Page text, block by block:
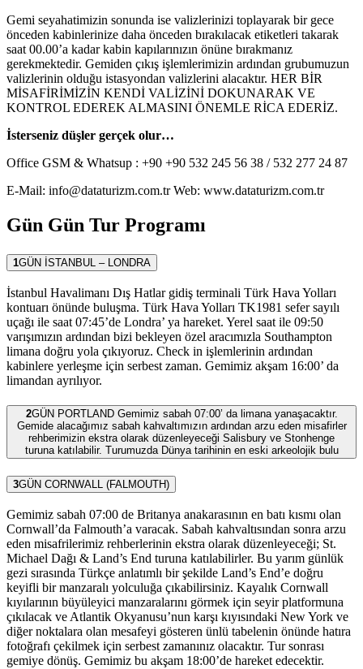
Gemi seyahatimizin sonunda ise valizlerinizi toplayarak bir gece
önceden kabinlerinize daha önceden bırakılacak etiketleri takarak
saat 00.00’a kadar kabin kapılarınızın önüne bırakmanız
gerekmektedir. Gemiden çıkış işlemlerimizin ardından grubumuzun
valizlerinin olduğu istasyondan valizlerini alacaktır. HER BİR
MİSAFİRİMİZİN KENDİ VALİZİNİ DOKUNARAK VE
KONTROL EDEREK ALMASINI ÖNEMLE RİCA EDERİZ.
İsterseniz düşler gerçek olur…
Office GSM & Whatsup : +90 +90 532 245 56 38 / 532 277 24 87
E-Mail: info@dataturizm.com.trWeb: www.dataturizm.com.tr
Gün Gün Tur Programı
1GÜN İSTANBUL – LONDRA
İstanbul Havalimanı Dış Hatlar gidiş terminali Türk Hava Yolları
kontuarı önünde buluşma. Türk Hava Yolları TK1981 sefer sayılı
uçağı ile saat 07:45’de Londra’ ya hareket. Yerel saat ile 09:50
varışımızın ardından bizi bekleyen özel aracımızla Southampton
limana doğru yola çıkıyoruz. Check in işlemlerinin ardından
kabinlere yerleşme için serbest zaman. Gemimiz akşam 16:00’ da
limandan ayrılıyor.
2GÜN PORTLAND Gemimiz sabah 07:00’ da limana yanaşacaktır.
Gemide alacağımız sabah kahvaltımızın ardından arzu eden misafirler
rehberimizin ekstra olarak düzenleyeceği Salisbury ve Stonhenge
turuna katılabilir. Turumuzda Dünya tarihinin en eski arkeolojik bulu
3GÜN CORNWALL (FALMOUTH)
Gemimiz sabah 07:00 de Britanya anakarasının en batı kısmı olan
Cornwall’da Falmouth’a varacak. Sabah kahvaltısından sonra arzu
eden misafrilerimiz rehberlerinin ekstra olarak düzenleyeceği; St.
Michael Dağı & Land’s End turuna katılabilirler. Bu yarım günlük
gezi sırasında Türkçe anlatımlı bir şekilde Land’s End’e doğru
keyifli bir manzaralı yolculuğa çıkabilirsiniz. Kayalık Cornwall
kıyılarının büyüleyici manzaralarını görmek için seyir platformuna
çıkılacak ve Atlantik Okyanusu’nun karşı kıyısındaki New York ve
diğer noktalara olan mesafeyi gösteren ünlü tabelenin önünde hatıra
fotoğrafı çekilmek için serbest zamanınız olacaktır. Tur sonrası
gemiye dönüş. Gemimiz bu akşam 18:00’de hareket edecektir.